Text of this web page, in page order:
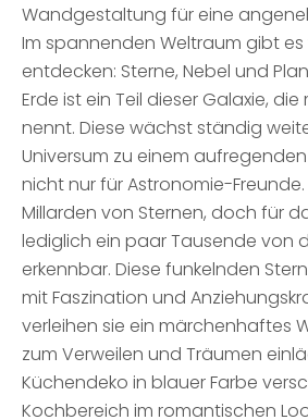
Wandgestaltung für eine
Im spannenden Weltraum gibt es
entdecken: Sterne, Nebel und
Erde ist ein Teil dieser Galaxie,
nennt. Diese wächst ständig
Universum zu einem
nicht nur für Astronomie-Freunde.
Millarden von Sternen, doch für
lediglich ein paar Tausende von
erkennbar. Diese funkelnden
mit Faszination und
verleihen sie ein märchenhaftes
zum Verweilen und Träumen
Küchendeko in blauer Farbe
Kochbereich im romantischen